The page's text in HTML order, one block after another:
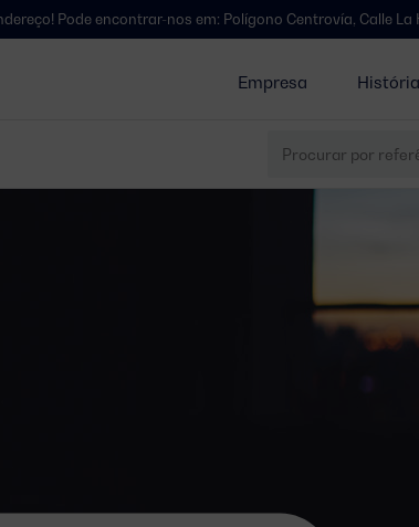
Empresa
nos em: Polígono Centrovía, Calle La Habana, 27, La